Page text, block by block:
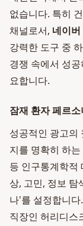
없습니다. 특히
채널로서, 네이
강력한 도구 중
경쟁 속에서 성
요합니다.
잠재 환자 페르
성공적인 광고의
지를 명확히 하
등 인구통계학적
상, 고민, 정보 탐
나'를 설정합니
직장인 허리디스